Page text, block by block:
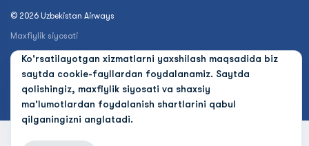
Ko'rsatilayotgan xizmatlarni yaxshilash maqsadida biz
saytda cookie-fayllardan foydalanamiz. Saytda
qolishingiz, maxfiylik siyosati va shaxsiy
ma'lumotlardan foydalanish shartlarini qabul
qilganingizni anglatadi.
© 2026 Uzbekistan Airways
Maxfiylik siyosati
Ommaviy oferta
Cookies